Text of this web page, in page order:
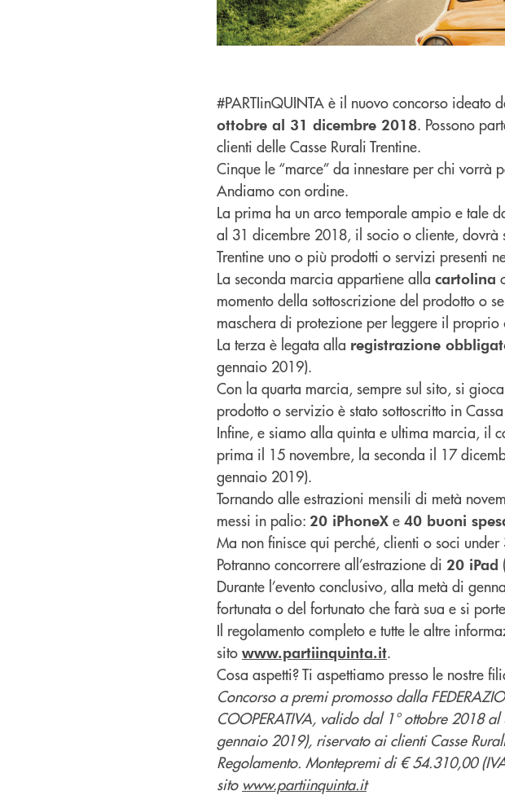
#PARTIinQUINTA è il nuovo concorso ideato
ottobre al 31 dicembre 2018. Possono
clienti delle Casse Rurali Trentine.
Cinque le “marce” da innestare per chi vorrà
Andiamo con ordine.
La prima ha un arco temporale ampio e tale
al 31 dicembre 2018, il socio o cliente, dovrà
Trentine uno o più prodotti o servizi presenti
La seconda marcia appartiene alla cartolina
momento della sottoscrizione del prodotto o
maschera di protezione per leggere il proprio
La terza è legata alla registrazione
gennaio 2019).
Con la quarta marcia, sempre sul sito, si
prodotto o servizio è stato sottoscritto in
Infine, e siamo alla quinta e ultima marcia, il
prima il 15 novembre, la seconda il 17
gennaio 2019).
Tornando alle estrazioni mensili di metà
messi in palio: 20 iPhoneX e 40 buoni
Ma non finisce qui perché, clienti o soci
Potranno concorrere all’estrazione di 20 iPad
Durante l’evento conclusivo, alla metà di
fortunata o del fortunato che farà sua e si
Il regolamento completo e tutte le altre
sito www.partiinquinta.it.
Cosa aspetti? Ti aspettiamo presso le nostre
Concorso a premi promosso dalla
COOPERATIVA, valido dal 1° ottobre 2018
gennaio 2019), riservato ai clienti Casse
Regolamento. Montepremi di € 54.310,00
sito www.partiinquinta.it